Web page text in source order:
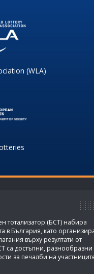
(WLA)
тотализатор (БСТ) набира
в България, като
върху резултати от
са достъпни, разнообразни
за печалби на